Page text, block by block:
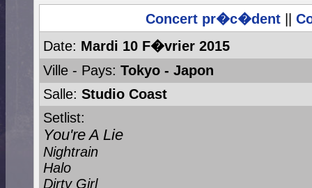
Concert pr�c�dent ||
Date: Mardi 10 F�vrier 2015
Ville - Pays: Tokyo - Japon
Salle: Studio Coast
Setlist:
You're A Lie
Nightrain
Halo
Dirty Girl